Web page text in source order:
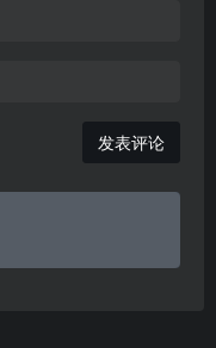
发表评论